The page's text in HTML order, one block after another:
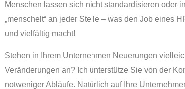
Menschen lassen sich nicht standardisieren oder
„menschelt“ an jeder Stelle – was den Job eines
und vielfältig macht!
Stehen in Ihrem Unternehmen Neuerungen
Veränderungen an? Ich unterstütze Sie von der
notweniger Abläufe. Natürlich auf Ihre